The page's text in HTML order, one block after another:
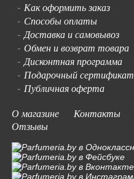
- Как оформить заказ
- Способы оплаты
-Доставка и самовывоз
- Обмен и возврат товара
-Дисконтная программа
- Подарочный сертификат
- Публичная оферта
О магазине
Контакты
Отзывы